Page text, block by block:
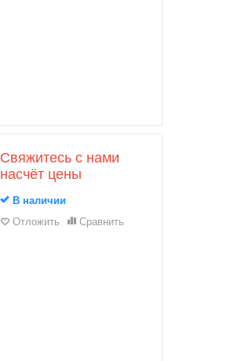
Свяжитесь с нами
насчёт цены
В наличии
Отложить
Сравнить